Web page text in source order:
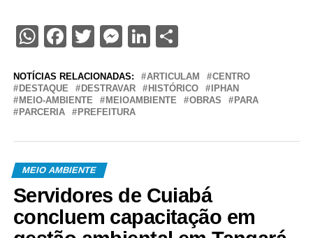
WhatsApp
Facebook
Twitter
Messenger
LinkedIn
Share
NOTÍCIAS RELACIONADAS: ARTICULAM
CENTRO
DESTAQUE
DESTRAVAR HISTÓRICO
IPHAN
MEIO-AMBIENTE
MEIOAMBIENTE OBRAS
PARA
PARCERIA
PREFEITURA
MEIO AMBIENTE
Servidores de Cuiabá
concluem capacitação em